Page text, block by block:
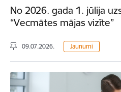
No 2026. gada 1. jūlija
“Vecmātes mājas vizīte”
09.07.2026. Jaunumi